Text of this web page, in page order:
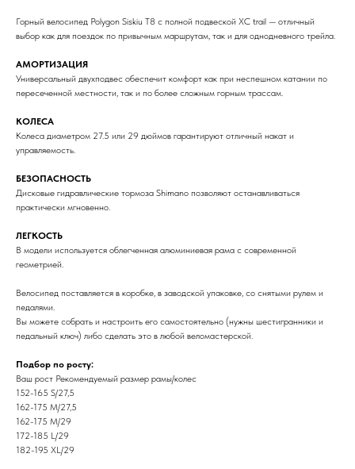
Горный велосипед Polygon Siskiu T8 с полной подвеской XC trail — отличный
выбор как для поездок по привычным маршрутам, так и для однодневного трейла.
АМОРТИЗАЦИЯ
Универсальный двухподвес обеспечит комфорт как при неспешном катании по
пересеченной местности, так и по более сложным горным трассам.
КОЛЕСА
Колеса диаметром 27.5 или 29 дюймов гарантируют отличный накат и
управляемость.
БЕЗОПАСНОСТЬ
Дисковые гидравлические тормоза Shimano позволяют останавливаться
практически мгновенно.
ЛЕГКОСТЬ
В модели используется облегченная алюминиевая рама с современной
геометрией.
Велосипед поставляется в коробке, в заводской упаковке, со снятыми рулем и
педалями.
Вы можете собрать и настроить его самостоятельно (нужны шестигранники и
педальный ключ) либо сделать это в любой веломастерской.
Подбор по росту:
Ваш рост Рекомендуемый размер рамы/колес
152-165 S/27,5
162-175 M/27,5
162-175 M/29
172-185 L/29
182-195 XL/29